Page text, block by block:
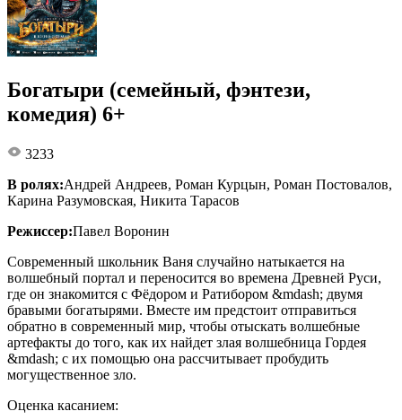
Богатыри (семейный, фэнтези,
комедия) 6+
3233
В ролях:Андрей Андреев, Роман Курцын, Роман Постовалов,
Карина Разумовская, Никита Тарасов
Режиссер:Павел Воронин
Современный школьник Ваня случайно натыкается на
волшебный портал и переносится во времена Древней Руси,
где он знакомится с Фёдором и Ратибором &mdash; двумя
бравыми богатырями. Вместе им предстоит отправиться
обратно в современный мир, чтобы отыскать волшебные
артефакты до того, как их найдет злая волшебница Гордея
&mdash; с их помощью она рассчитывает пробудить
могущественное зло.
Оценка касанием: